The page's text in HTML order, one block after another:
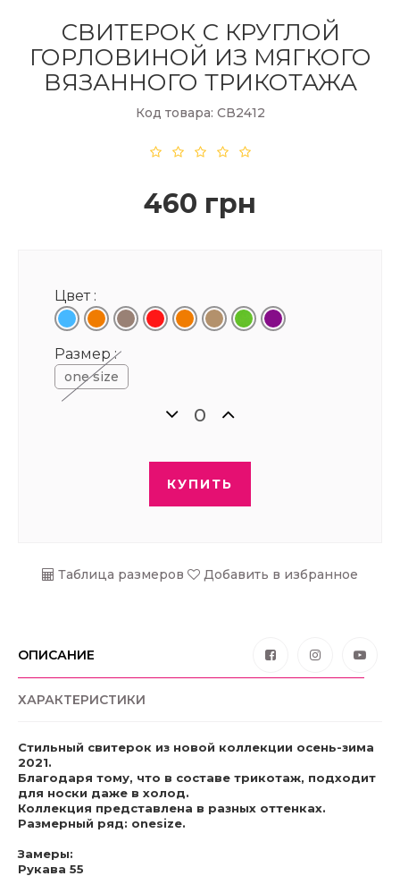
СВИТЕРОК С КРУГЛОЙ
ГОРЛОВИНОЙ ИЗ МЯГКОГО
ВЯЗАННОГО ТРИКОТАЖА
Код товара: СВ2412
460 грн
Цвет :
Размер :
one size
КУПИТЬ
Таблица размеров Добавить в избранное
ОПИСАНИЕ
ХАРАКТЕРИСТИКИ
Стильный свитерок из новой коллекции осень-зима
2021.
Благодаря тому, что в составе трикотаж, подходит
для носки даже в холод.
Коллекция представлена в разных оттенках.
Размерный ряд: onesize.
Замеры:
Рукава 55